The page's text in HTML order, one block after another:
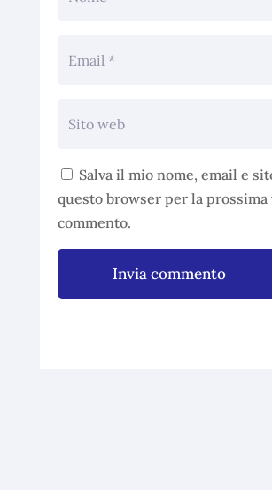
Salva il mio nome, email e
questo browser per la prossima
commento.
Invia commento